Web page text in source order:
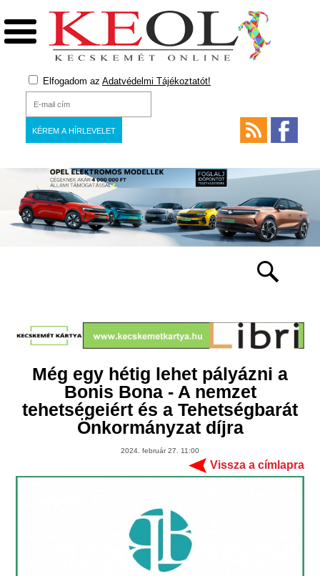
Elfogadom az Adatvédelmi Tájékoztatót!
Még egy hétig lehet pályázni a
Bonis Bona - A nemzet
tehetségeiért és a Tehetségbarát
Önkormányzat díjra
2024. február 27. 11:00
Vissza a címlapra